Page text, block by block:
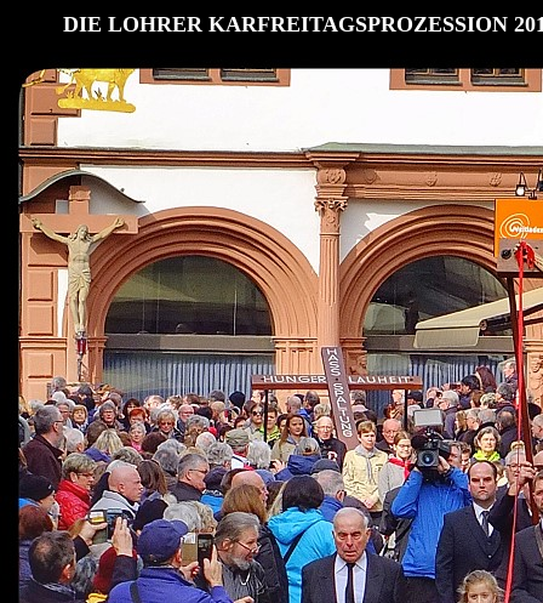
DIE LOHRER KARFREITAGSPROZESSION